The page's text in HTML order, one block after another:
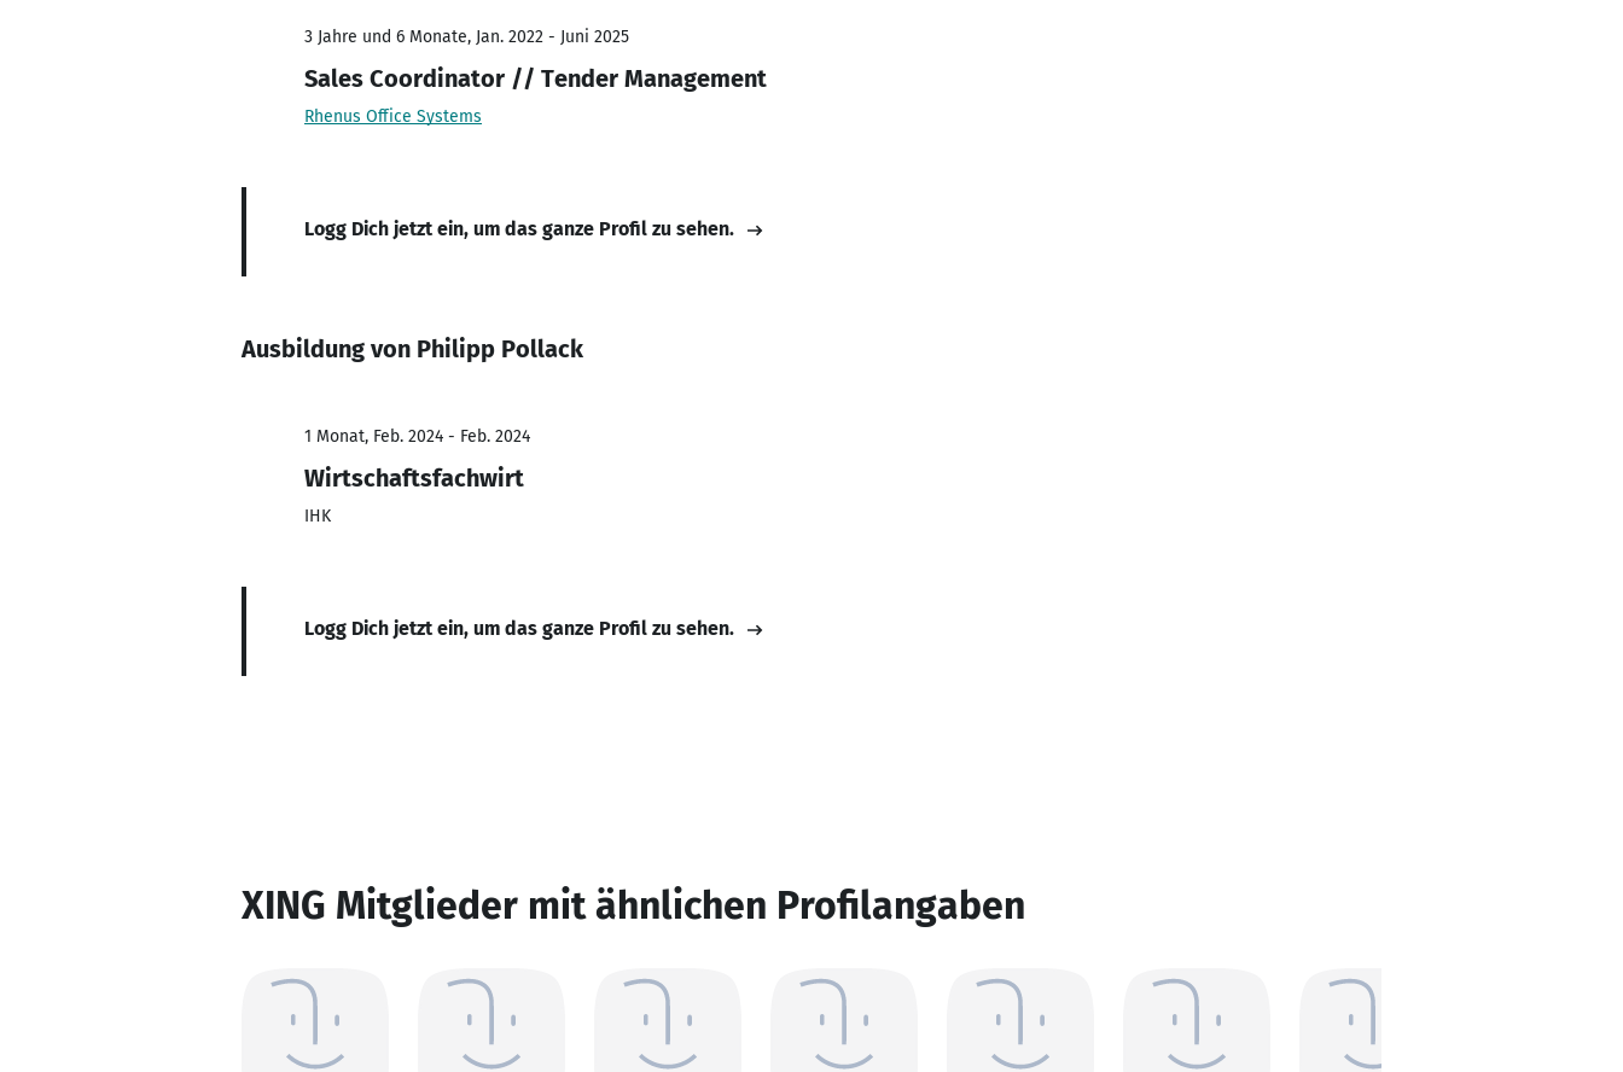
3 Jahre und 6 Monate, Jan. 2022 - Juni 2025
Sales Coordinator // Tender Management
Rhenus Office Systems
Logg Dich jetzt ein, um das ganze Profil zu sehen.
Ausbildung von Philipp Pollack
1 Monat, Feb. 2024 - Feb. 2024
Wirtschaftsfachwirt
IHK
Logg Dich jetzt ein, um das ganze Profil zu sehen.
XING Mitglieder mit ähnlichen Profilangaben